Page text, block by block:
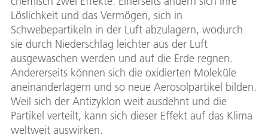
Löslichkeit und das Vermögen, sich in
Schwebepartikeln in der Luft abzulagern, wodurch
sie durch Niederschlag leichter aus der Luft
ausgewaschen werden und auf die Erde regnen.
Andererseits können sich die oxidierten Moleküle
aneinanderlagern und so neue Aerosolpartikel bilden.
Weil sich der Antizyklon weit ausdehnt und die
Partikel verteilt, kann sich dieser Effekt auf das Klima
weltweit auswirken.